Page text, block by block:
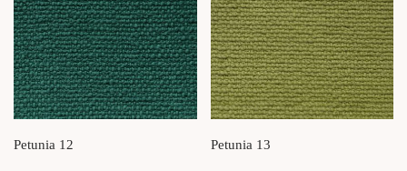
Petunia 12 Petunia 13